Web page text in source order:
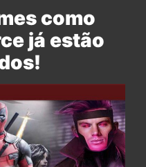
como
já estão